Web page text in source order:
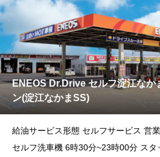
ENEOS Dr.Drive セルフ淀江なか
ン(淀江なかまSS)
給油サービス形態 セルフサービス 営業時間 6時00分~24時00分
セルフ洗車機 6時30分~23時00分 スタッフ 8時30分~19時00分